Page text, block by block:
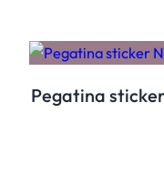
n
Pegatina